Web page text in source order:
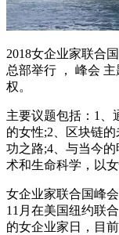
2018女企业家联合
总部举行 ， 峰会
权。
主要议题包括：1、
的女性;2、区块链
功之路;4、与当今
术和生命科学，以
女企业家联合国峰
11月在美国纽约联
的女企业家日，目